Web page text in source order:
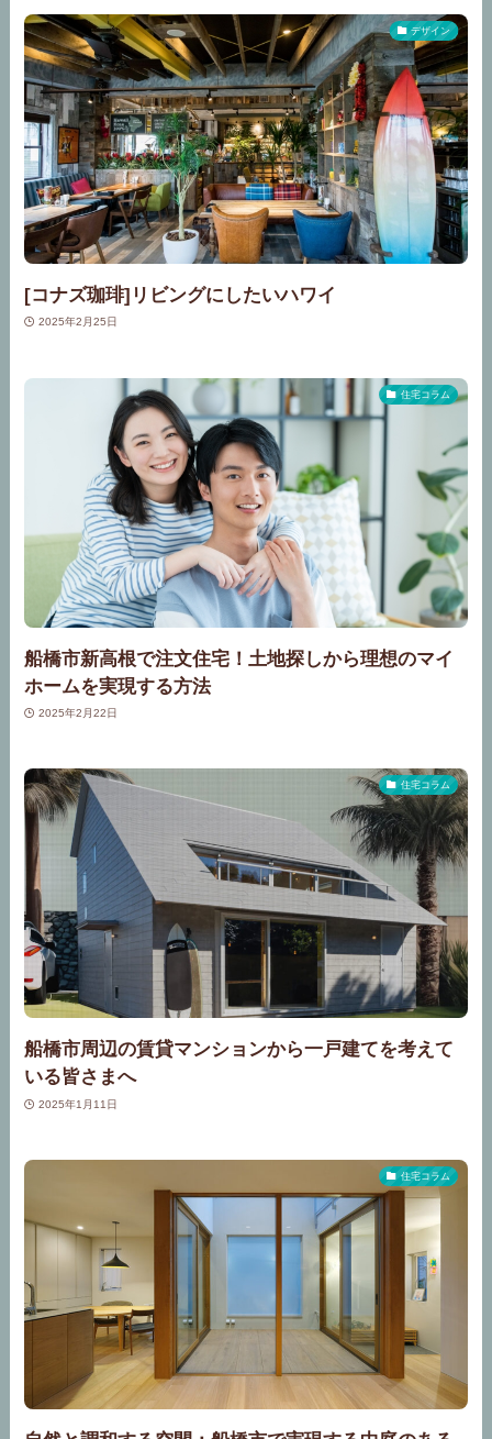
デザイン
[コナズ珈琲]リビングにしたいハワイ
2025年2月25日
住宅コラム
船橋市新高根で注文住宅！土地探しから理想のマイ
ホームを実現する方法
2025年2月22日
住宅コラム
船橋市周辺の賃貸マンションから一戸建てを考えて
いる皆さまへ
2025年1月11日
住宅コラム